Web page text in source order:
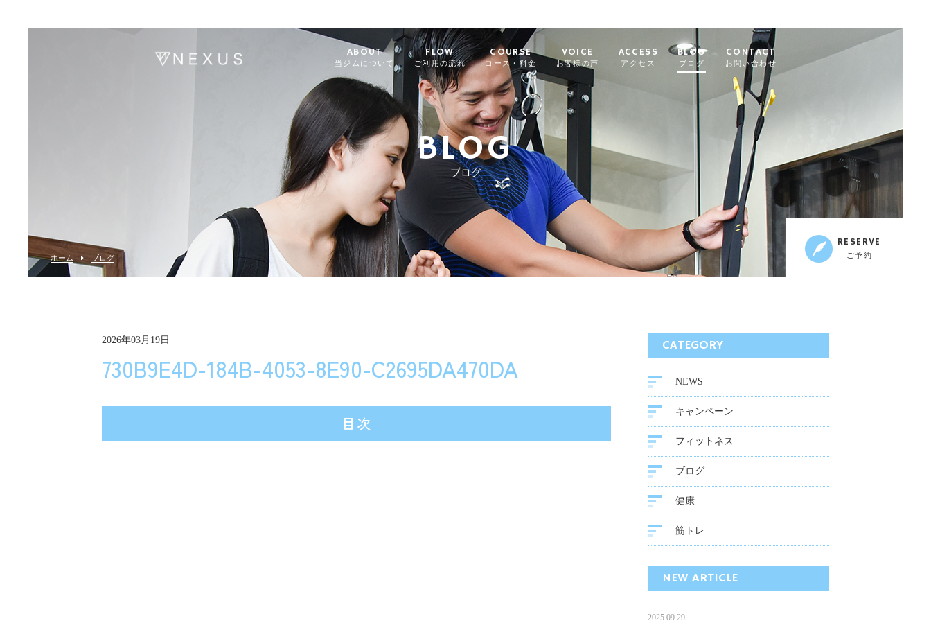
ABOUT
当ジムについて
FLOW
ご利用の流れ
COURSE
コース・料金
VOICE
お客様の声
ACCESS
アクセス
BLOG
ブログ
CONTACT
お問い合わせ
BLOG
ブログ
ホーム ブログ
RESERVE
ご予約
2026年03月19日
730B9E4D-184B-4053-8E90-C2695DA470DA
目次
CATEGORY
NEWS
キャンペーン
フィットネス
ブログ
健康
筋トレ
NEW ARTICLE
2025.09.29